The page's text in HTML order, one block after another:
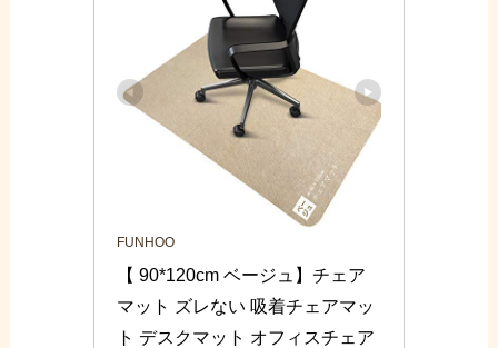
FUNHOO
【 90*120cm ベージュ】チェア
マット ズレない 吸着チェアマッ
ト デスクマット オフィスチェア